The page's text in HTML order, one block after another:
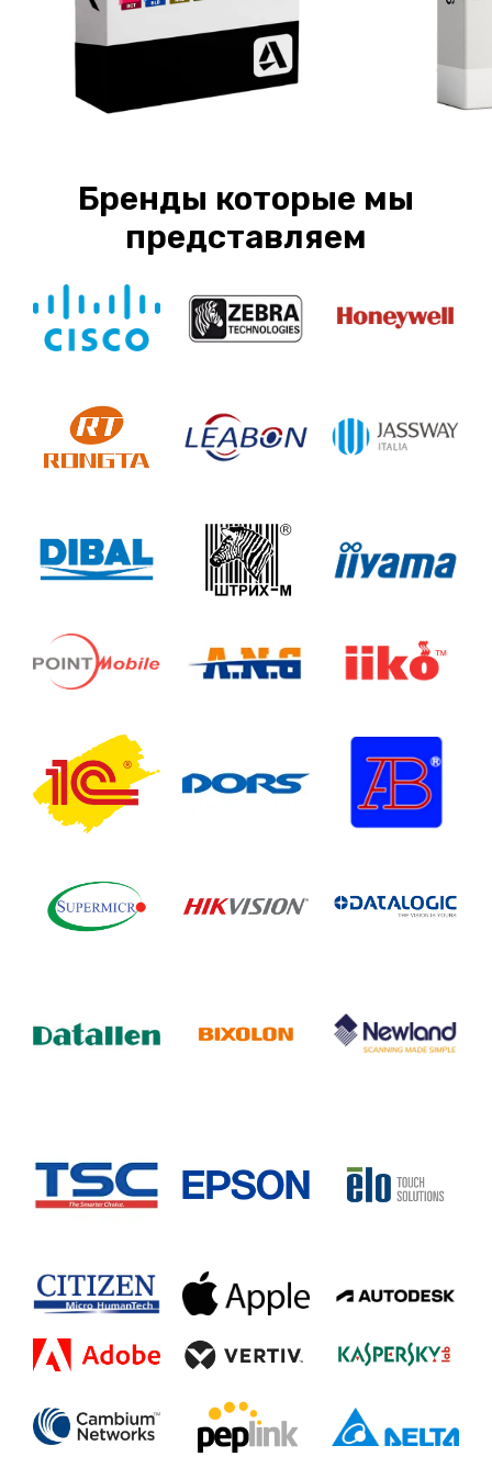
Бренды которые мы
представляем